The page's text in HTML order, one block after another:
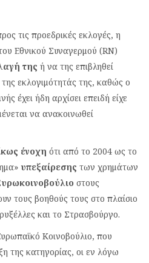
τις προεδρικές εκλογές, η
Εθνικού Συναγερμού (RN)
τηςή να της επιβληθεί
εκλογιμότητάς της, καθώς ο
έχει ήδη αρχίσει επειδή είχε
να ανακοινωθεί
ένοχηότι από το 2004 ως το
υπεξαίρεσηςτων χρημάτων
στους
τους βοηθούς τους στο πλαίσιο
και το Στρασβούργο.
Κοινοβούλιο, που
της κατηγορίας, οι εν λόγω